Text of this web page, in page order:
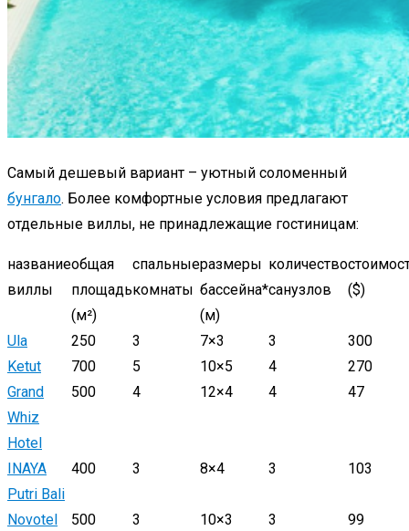
Самый дешевый вариант – уютный соломенный
бунгало. Более комфортные условия предлагают
отдельные виллы, не принадлежащие гостиницам:
название
виллы
общая
площадь
(м²)
спальные
комнаты
размеры
бассейна*
(м)
количество
санузлов
($)
Ula 250 3 7×3 3
300
Ketut
700 5 10×5 4
270
Grand
Whiz
Hotel
500 4 12×4 4 47
INAYA
Putri Bali
400 3 8×4 3 103
Novotel
500 3 10×3 3 99